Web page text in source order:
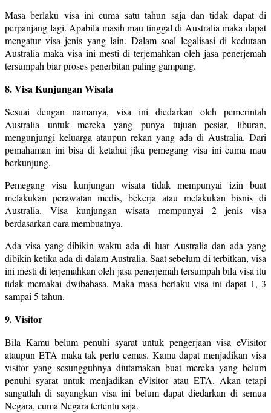
Masa berlaku visa ini cuma satu tahun saja dan tidak dapat di
perpanjang lagi. Apabila masih mau tinggal di Australia maka dapat
mengatur visa jenis yang lain. Dalam soal legalisasi di kedutaan
Australia maka visa ini mesti di terjemahkan oleh jasa penerjemah
tersumpah biar proses penerbitan paling gampang.
8. Visa Kunjungan Wisata
Sesuai dengan namanya, visa ini diedarkan oleh pemerintah
Australia untuk mereka yang punya tujuan pesiar, liburan,
mengunjungi keluarga ataupun rekan yang ada di Australia. Dari
pemahaman ini bisa di ketahui jika pemegang visa ini cuma mau
berkunjung.
Pemegang visa kunjungan wisata tidak mempunyai izin buat
melakukan perawatan medis, bekerja atau melakukan bisnis di
Australia. Visa kunjungan wisata mempunyai 2 jenis visa
berdasarkan cara membuatnya.
Ada visa yang dibikin waktu ada di luar Australia dan ada yang
dibikin ketika ada di dalam Australia. Saat sebelum di terbitkan, visa
ini mesti di terjemahkan oleh jasa penerjemah tersumpah bila visa itu
tidak memakai dwibahasa. Maka masa berlaku visa ini dapat 1, 3
sampai 5 tahun.
9. Visitor
Bila Kamu belum penuhi syarat untuk pengerjaan visa eVisitor
ataupun ETA maka tak perlu cemas. Kamu dapat menjadikan visa
visitor yang sesungguhnya diutamakan buat mereka yang belum
penuhi syarat untuk menjadikan eVisitor atau ETA. Akan tetapi
sangatlah di sayangkan visa ini belum dapat diedarkan di semua
Negara, cuma Negara tertentu saja.